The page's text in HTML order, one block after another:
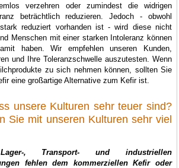
verzehren oder zumindest die widrigen
beträchtlich reduzieren. Jedoch - obwohl
reduziert vorhanden ist - wird diese nicht
Menschen mit einer starken Intoleranz können
haben. Wir empfehlen unseren Kunden,
und Ihre Toleranzschwelle auszutesten. Wenn
zu sich nehmen können, sollten Sie
eine großartige Alternative zum Kefir ist.
unsere Kulturen sehr teuer sind?
Sie mit unseren Kulturen sehr viel
, Transport- und industriellen
fehlen dem kommerziellen Kefir oder